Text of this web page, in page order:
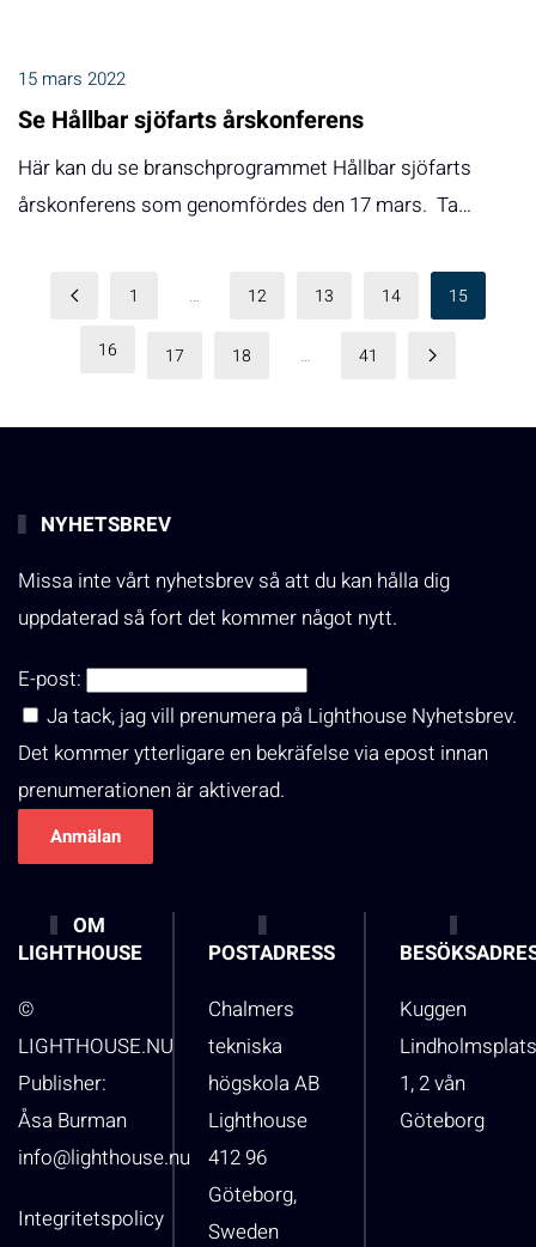
15 mars 2022
Se Hållbar sjöfarts årskonferens
Här kan du se branschprogrammet Hållbar sjöfarts
årskonferens som genomfördes den 17 mars. Ta…
1 … 12 13 14 15
16 17 18 … 41
NYHETSBREV
Missa inte vårt nyhetsbrev så att du kan hålla dig
uppdaterad så fort det kommer något nytt.
E-post:
Ja tack, jag vill prenumera på Lighthouse Nyhetsbrev.
Det kommer ytterligare en bekräfelse via epost innan
prenumerationen är aktiverad.
OM
LIGHTHOUSE
©
LIGHTHOUSE.NU
Publisher:
Åsa Burman
info@lighthouse.nu
Integritetspolicy
POSTADRESS
Chalmers
tekniska
högskola AB
Lighthouse
412 96
Göteborg,
Sweden
Kuggen
1, 2 vån
Göteborg